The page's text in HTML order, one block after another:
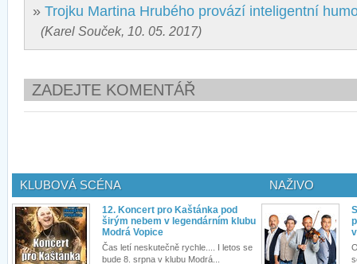
» Trojku Martina Hrubého provází inteligentní
(Karel Souček, 10. 05. 2017)
ZADEJTE KOMENTÁŘ
KLUBOVÁ SCÉNA
12. Koncert pro Kaštánka pod
širým nebem v legendárním klubu
Modrá Vopice
Čas letí neskutečně rychle.... I letos se
bude 8. srpna v klubu Modrá...
NAŽIVO